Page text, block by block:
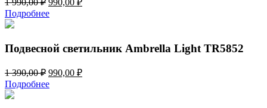
цена
составляла
990,00 ₽.
Подробнее
Подвесной светильник Ambrella Light TR5852
1 390,00₽ Первоначальная
цена
составляла
990,00 ₽Текущая
Подробнее